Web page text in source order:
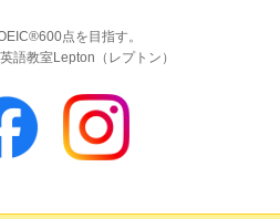
点を目指す。
語教室Lepton（レプトン）